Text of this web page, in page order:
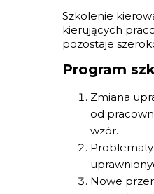
Szkolenie
kierujących
pozostaje
Program
Zmiana
od
wzór.
Nowe